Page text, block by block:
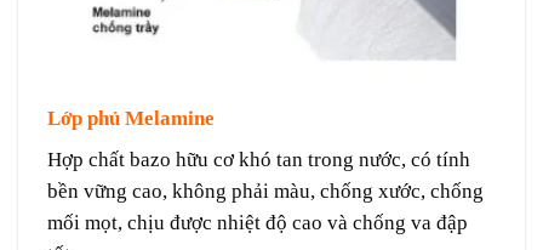
Lớp phủ Melamine
Hợp chất bazo hữu cơ khó tan trong nước, có tính
bền vững cao, không phải màu, chống xước, chống
mối mọt, chịu được nhiệt độ cao và chống va đập